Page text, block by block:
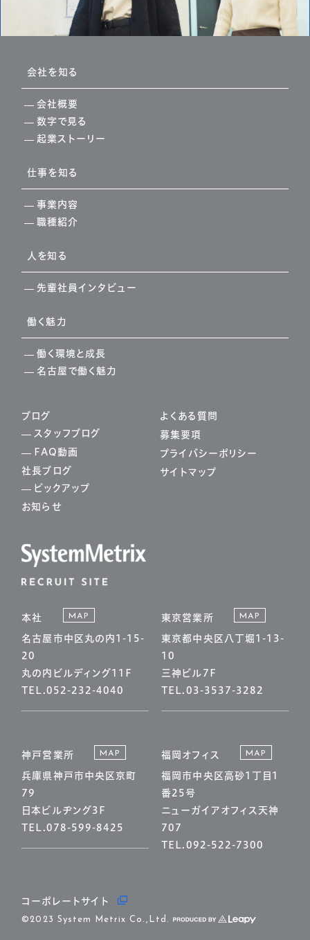
ENTRY
会社を知る
会社概要
数字で見る
起業ストーリー
仕事を知る
事業内容
職種紹介
人を知る
先輩社員インタビュー
働く魅力
働く環境と成長
名古屋で働く魅力
ブログ
スタッフブログ
FAQ動画
社長ブログ
ピックアップ
お知らせ
よくある質問
募集要項
プライバシーポリシー
サイトマップ
本社 MAP
名古屋市中区丸の内1-15-
20
丸の内ビルディング11F
TEL.052-232-4040
東京営業所 MAP
東京都中央区八丁堀1-13-
10
三神ビル7F
TEL.03-3537-3282
神戸営業所 MAP
兵庫県神戸市中央区京町
79
日本ビルヂング3F
TEL.078-599-8425
福岡オフィス MAP
福岡市中央区高砂1丁目1
番25号
ニューガイアオフィス天神
707
TEL.092-522-7300
コーポレートサイト
©2023 System Metrix Co.,Ltd.